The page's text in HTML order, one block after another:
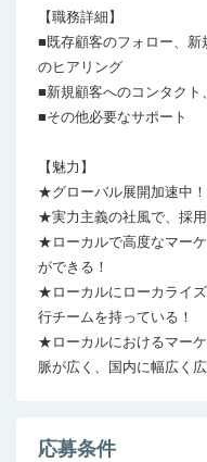
【職務詳細】
■既存顧客のフォロー、
のヒアリング
■新規顧客へのコンタクト
■その他必要なサポート
【魅力】
★グローバル展開加速中！
★実力主義の社風で、採
★ローカルで高度なマー
ができる！
★ローカルにローカライ
行チームを持っている！
★ローカルにおけるマー
脈が広く、国内に幅広く
応募条件